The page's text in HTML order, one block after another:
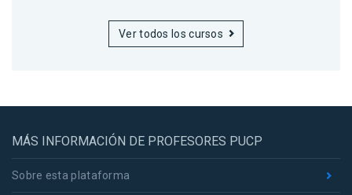
Ver todos los cursos
MÁS INFORMACIÓN DE PROFESORES PUCP
Sobre esta plataforma